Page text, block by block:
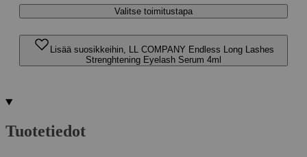
Valitse toimitustapa
Lisää suosikkeihin, LL COMPANY Endless Long Lashes
Strenghtening Eyelash Serum 4ml
Tuotetiedot